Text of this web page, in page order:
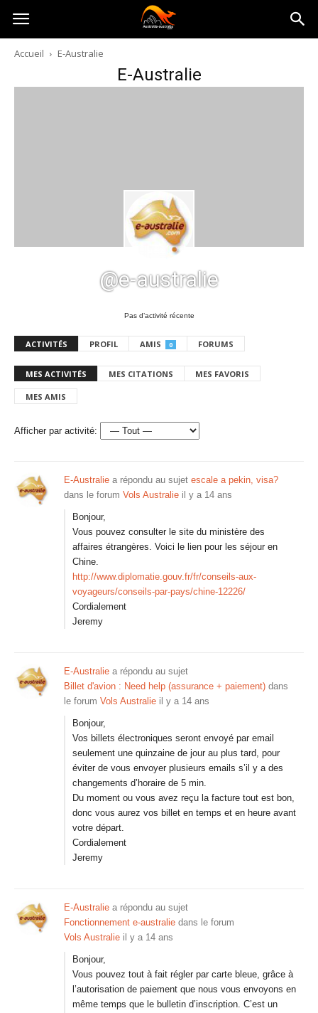
Australia-
australie.com
Accueil E-Australie
E-Australie
@e-australie
Pas d’activité récente
ACTIVITÉS PROFIL AMIS 0 FORUMS
MES ACTIVITÉS MES CITATIONS MES FAVORIS
MES AMIS
Afficher par activité:
E-Australie a répondu au sujet escale a pekin, visa?
dans le forum Vols Australie il y a 14 ans
Bonjour,
Vous pouvez consulter le site du ministère des
affaires étrangères. Voici le lien pour les séjour en
Chine.
http://www.diplomatie.gouv.fr/fr/conseils-aux-
voyageurs/conseils-par-pays/chine-12226/
Cordialement
Jeremy
E-Australie a répondu au sujet
Billet d'avion : Need help (assurance + paiement) dans
le forum Vols Australie il y a 14 ans
Bonjour,
Vos billets électroniques seront envoyé par email
seulement une quinzaine de jour au plus tard, pour
éviter de vous envoyer plusieurs emails s’il y a des
changements d’horaire de 5 min.
Du moment ou vous avez reçu la facture tout est bon,
donc vous aurez vos billet en temps et en heure avant
votre départ.
Cordialement
Jeremy
E-Australie a répondu au sujet
Fonctionnement e-australie dans le forum
Vols Australie il y a 14 ans
Bonjour,
Vous pouvez tout à fait régler par carte bleue, grâce à
l’autorisation de paiement que nous vous envoyons en
même temps que le bulletin d’inscription. C’est un